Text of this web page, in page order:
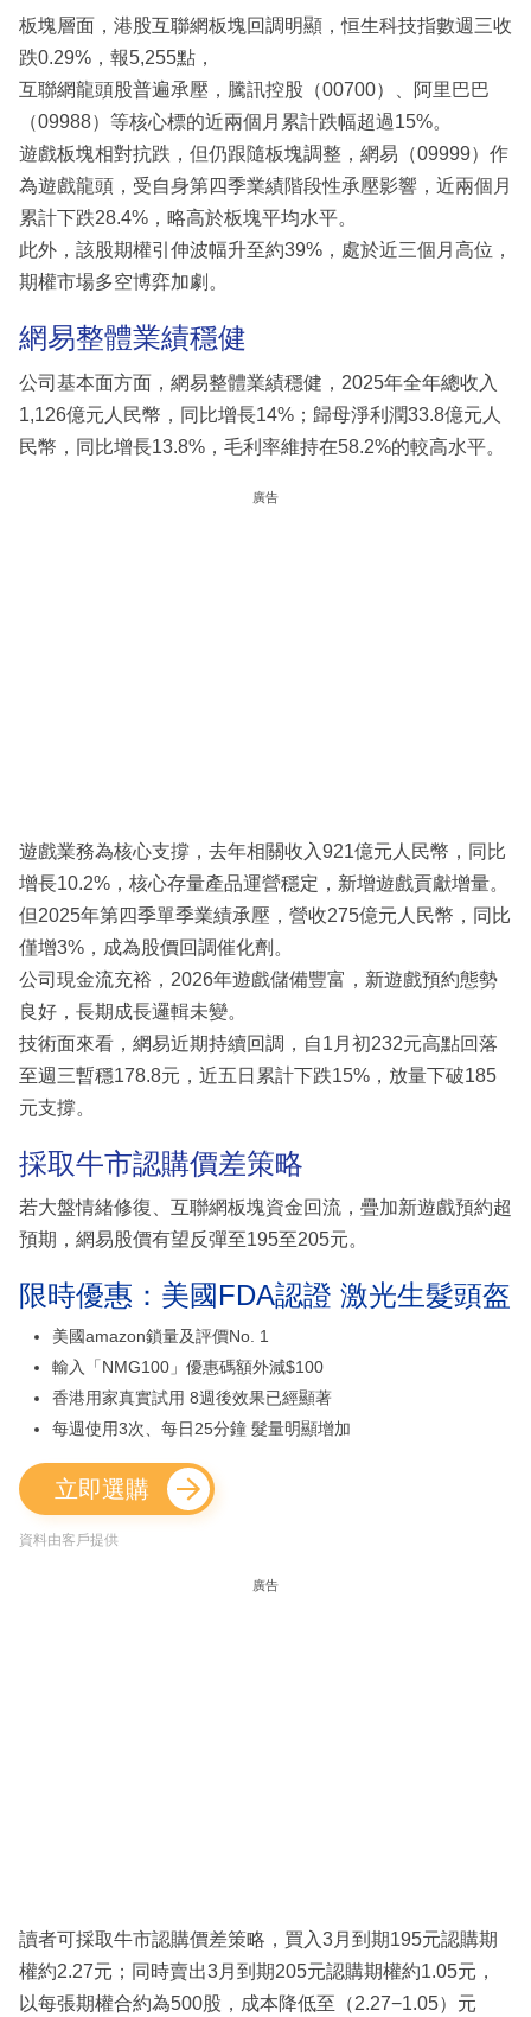
板塊層面，港股互聯網板塊回調明顯，恒生科技指數週三收
跌0.29%，報5,255點，
互聯網龍頭股普遍承壓，騰訊控股（00700）、阿里巴巴
（09988）等核心標的近兩個月累計跌幅超過15%。
遊戲板塊相對抗跌，但仍跟隨板塊調整，網易（09999）作
為遊戲龍頭，受自身第四季業績階段性承壓影響，近兩個月
累計下跌28.4%，略高於板塊平均水平。
此外，該股期權引伸波幅升至約39%，處於近三個月高位，
期權市場多空博弈加劇。
網易整體業績穩健
公司基本面方面，網易整體業績穩健，2025年全年總收入
1,126億元人民幣，同比增長14%；歸母淨利潤33.8億元人
民幣，同比增長13.8%，毛利率維持在58.2%的較高水平。
廣告
遊戲業務為核心支撐，去年相關收入921億元人民幣，同比
增長10.2%，核心存量產品運營穩定，新增遊戲貢獻增量。
但2025年第四季單季業績承壓，營收275億元人民幣，同比
僅增3%，成為股價回調催化劑。
公司現金流充裕，2026年遊戲儲備豐富，新遊戲預約態勢
良好，長期成長邏輯未變。
技術面來看，網易近期持續回調，自1月初232元高點回落
至週三暫穩178.8元，近五日累計下跌15%，放量下破185
元支撐。
採取牛市認購價差策略
若大盤情緒修復、互聯網板塊資金回流，疊加新遊戲預約超
預期，網易股價有望反彈至195至205元。
限時優惠：美國FDA認證 激光生髮頭盔
美國amazon鎖量及評價No. 1
輸入「NMG100」優惠碼額外減$100
香港用家真實試用 8週後效果已經顯著
每週使用3次、每日25分鐘 髮量明顯增加
立即選購
資料由客戶提供
廣告
讀者可採取牛市認購價差策略，買入3月到期195元認購期
權約2.27元；同時賣出3月到期205元認購期權約1.05元，
以每張期權合約為500股，成本降低至（2.27−1.05）元